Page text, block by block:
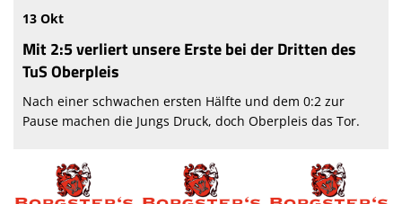
13 Okt
Mit 2:5 verliert unsere Erste bei der Dritten des
TuS Oberpleis
Nach einer schwachen ersten Hälfte und dem 0:2 zur
Pause machen die Jungs Druck, doch Oberpleis das Tor.